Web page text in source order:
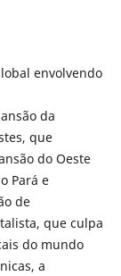
envolvendo
da
que
do Oeste
Pará e
de
que culpa
do mundo
a